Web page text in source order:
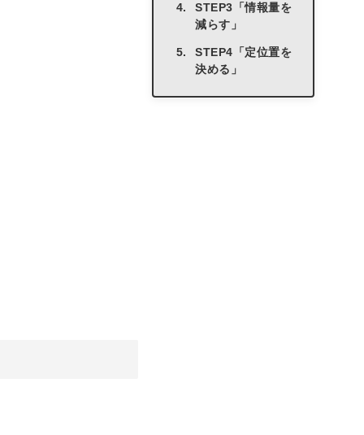
STEP3「情報量を
減らす」
STEP4「定位置を
決める」